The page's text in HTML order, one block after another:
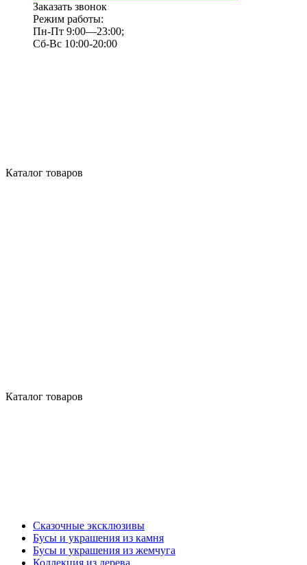
Заказать звонок
Режим работы:
Пн-Пт 9:00—23:00;
Сб-Вс 10:00-20:00
Каталог товаров
Каталог товаров
Сказочные эксклюзивы
Бусы и украшения из камня
Бусы и украшения из жемчуга
Коллекция из дерева